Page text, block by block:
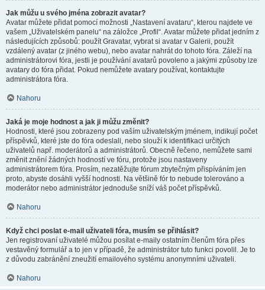
Jak můžu u svého jména zobrazit avatar?
Avatar můžete přidat pomocí možnosti „Nastavení avataru“, kterou najdete ve
vašem „Uživatelském panelu“ na záložce „Profil“. Avatar můžete přidat jedním z
následujících způsobů: použít Gravatar, vybrat si avatar v Galerii, použít
vzdálený avatar (z jiného webu), nebo avatar nahrát do tohoto fóra. Záleží na
administrátorovi fóra, jestli je používání avatarů povoleno a jakými způsoby lze
avatary do fóra přidat. Pokud nemůžete avatary používat, kontaktujte
administrátora fóra.
Nahoru
Jaká je moje hodnost a jak ji můžu změnit?
Hodnosti, které jsou zobrazeny pod vaším uživatelským jménem, indikují počet
příspěvků, které jste do fóra odeslali, nebo slouží k identifikaci určitých
uživatelů např. moderátorů a administrátorů. Obecně řečeno, nemůžete sami
změnit znění žádných hodností ve fóru, protože jsou nastaveny
administrátorem fóra. Prosím, nezatěžujte fórum zbytečným přispíváním jen
proto, abyste dosáhli vyšší hodnosti. Na většině fór to nebude tolerováno a
moderátor nebo administrátor jednoduše sníží váš počet příspěvků.
Nahoru
Když chci poslat e-mail uživateli fóra, musím se přihlásit?
Jen registrovaní uživatelé můžou posílat e-maily ostatním členům fóra přes
vestavěný formulář a to jen v případě, že administrátor tuto funkci povolil. Je to
z důvodu zabránění zneužití emailového systému anonymními uživateli.
Nahoru